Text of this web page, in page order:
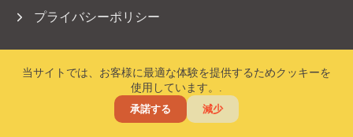
当サイトでは、お客様に最適な体験を提供するためクッキーを
使用しています。.
承諾する
減少
プライバシーポリシー
著作権 © 2023 Aungwinter 全著作権所有。.